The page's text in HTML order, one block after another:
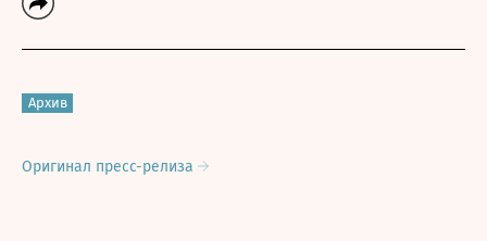
Архив
Оригинал пресс-релиза